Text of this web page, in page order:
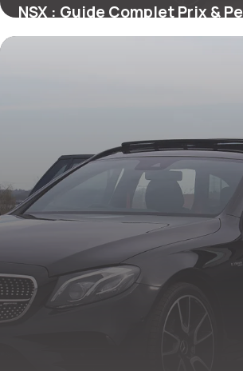
NSX : Guide Complet Prix &
24 mai 2026